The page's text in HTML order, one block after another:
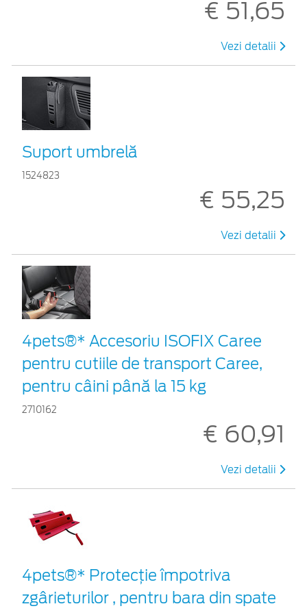
€ 51,65
Vezi detalii
Suport umbrelă
1524823
€ 55,25
Vezi detalii
4pets®* Accesoriu ISOFIX Caree
pentru cutiile de transport Caree,
pentru câini până la 15 kg
2710162
€ 60,91
Vezi detalii
4pets®* Protecție împotriva
zgârieturilor , pentru bara din spate